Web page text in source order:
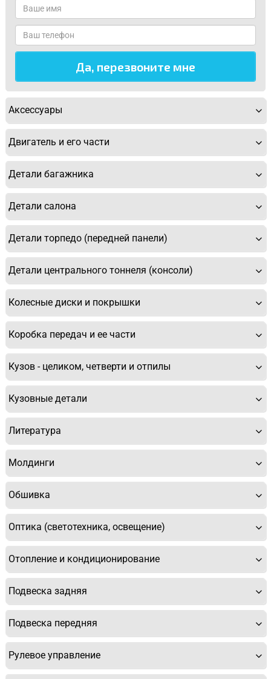
Аксессуары
Двигатель и его части
Детали багажника
Детали салона
Детали торпедо (передней панели)
Детали центрального тоннеля (консоли)
Колесные диски и покрышки
Коробка передач и ее части
Кузов - целиком, четверти и отпилы
Кузовные детали
Литература
Молдинги
Обшивка
Оптика (светотехника, освещение)
Отопление и кондиционирование
Подвеска задняя
Подвеска передняя
Рулевое управление